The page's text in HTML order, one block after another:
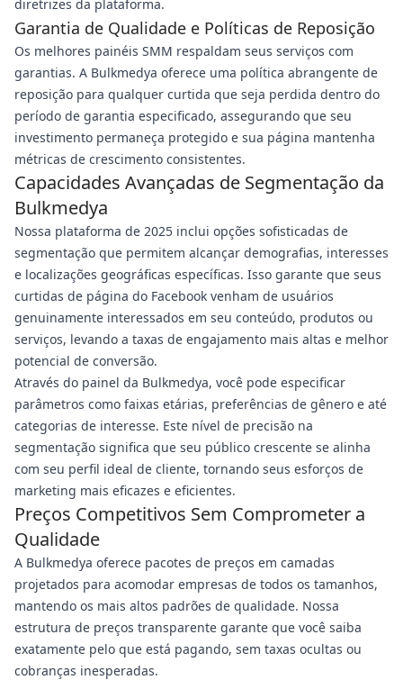
diretrizes da plataforma.
Garantia de Qualidade e Políticas de Reposição
Os melhores painéis SMM respaldam seus serviços com
garantias. A Bulkmedya oferece uma política abrangente de
reposição para qualquer curtida que seja perdida dentro do
período de garantia especificado, assegurando que seu
investimento permaneça protegido e sua página mantenha
métricas de crescimento consistentes.
Capacidades Avançadas de Segmentação da
Bulkmedya
Nossa plataforma de 2025 inclui opções sofisticadas de
segmentação que permitem alcançar demografias, interesses
e localizações geográficas específicas. Isso garante que seus
curtidas de página do Facebook venham de usuários
genuinamente interessados em seu conteúdo, produtos ou
serviços, levando a taxas de engajamento mais altas e melhor
potencial de conversão.
Através do painel da Bulkmedya, você pode especificar
parâmetros como faixas etárias, preferências de gênero e até
categorias de interesse. Este nível de precisão na
segmentação significa que seu público crescente se alinha
com seu perfil ideal de cliente, tornando seus esforços de
marketing mais eficazes e eficientes.
Preços Competitivos Sem Comprometer a
Qualidade
A Bulkmedya oferece pacotes de preços em camadas
projetados para acomodar empresas de todos os tamanhos,
mantendo os mais altos padrões de qualidade. Nossa
estrutura de preços transparente garante que você saiba
exatamente pelo que está pagando, sem taxas ocultas ou
cobranças inesperadas.